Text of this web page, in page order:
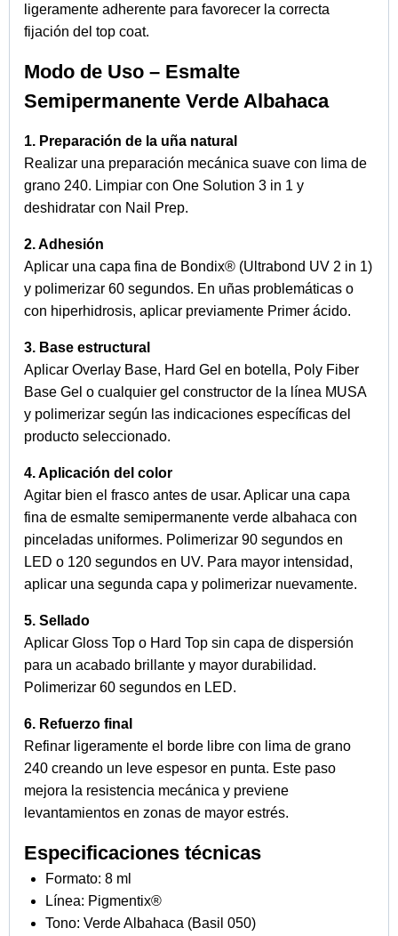
ligeramente adherente para favorecer la correcta
fijación del top coat.
Modo de Uso – Esmalte
Semipermanente Verde Albahaca
1. Preparación de la uña natural
Realizar una preparación mecánica suave con lima de
grano 240. Limpiar con One Solution 3 in 1 y
deshidratar con Nail Prep.
2. Adhesión
Aplicar una capa fina de Bondix® (Ultrabond UV 2 in 1)
y polimerizar 60 segundos. En uñas problemáticas o
con hiperhidrosis, aplicar previamente Primer ácido.
3. Base estructural
Aplicar Overlay Base, Hard Gel en botella, Poly Fiber
Base Gel o cualquier gel constructor de la línea MUSA
y polimerizar según las indicaciones específicas del
producto seleccionado.
4. Aplicación del color
Agitar bien el frasco antes de usar. Aplicar una capa
fina de esmalte semipermanente verde albahaca con
pinceladas uniformes. Polimerizar 90 segundos en
LED o 120 segundos en UV. Para mayor intensidad,
aplicar una segunda capa y polimerizar nuevamente.
5. Sellado
Aplicar Gloss Top o Hard Top sin capa de dispersión
para un acabado brillante y mayor durabilidad.
Polimerizar 60 segundos en LED.
6. Refuerzo final
Refinar ligeramente el borde libre con lima de grano
240 creando un leve espesor en punta. Este paso
mejora la resistencia mecánica y previene
levantamientos en zonas de mayor estrés.
Especificaciones técnicas
Formato: 8 ml
Línea: Pigmentix®
Tono: Verde Albahaca (Basil 050)